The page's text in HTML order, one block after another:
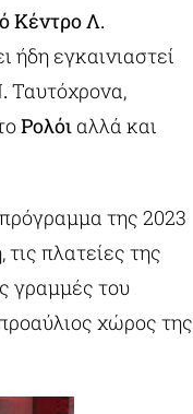
Κέντρο Λ.
ήδη εγκαινιαστεί
. Ταυτόχρονα,
Ρολόι αλλά και
της 2023
πλατείες της
γραμμές του
χώρος της